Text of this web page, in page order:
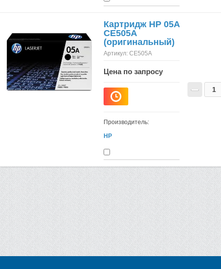
Картридж HP 05A
CE505A
(оригинальный)
Артикул: CE505A
Цена по запросу
Производитель:
HP
−